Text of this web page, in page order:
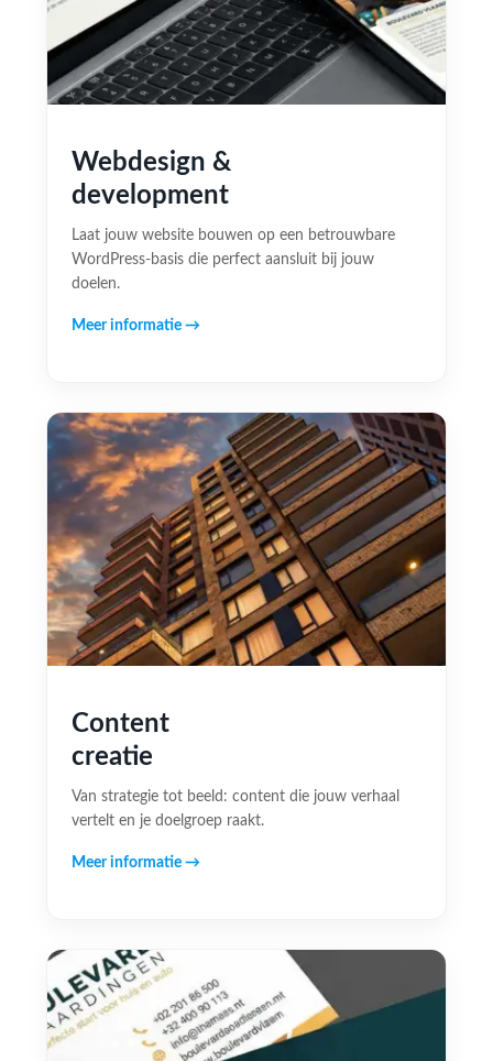
Webdesign &
development
Laat jouw website bouwen op een betrouwbare
WordPress-basis die perfect aansluit bij jouw
doelen.
Meer informatie →
Content
creatie
Van strategie tot beeld: content die jouw verhaal
vertelt en je doelgroep raakt.
Meer informatie →